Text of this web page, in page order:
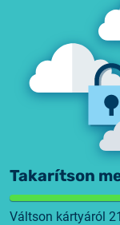
Takarítson
Váltson kártyáról